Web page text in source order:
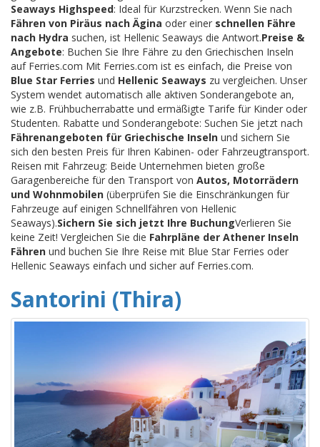
Seaways Highspeed: Ideal für Kurzstrecken. Wenn Sie nach
Fähren von Piräus nach Ägina oder einer schnellen Fähre
nach Hydra suchen, ist Hellenic Seaways die Antwort.Preise &
Angebote: Buchen Sie Ihre Fähre zu den Griechischen Inseln
auf Ferries.com Mit Ferries.com ist es einfach, die Preise von
Blue Star Ferries und Hellenic Seaways zu vergleichen. Unser
System wendet automatisch alle aktiven Sonderangebote an,
wie z.B. Frühbucherrabatte und ermäßigte Tarife für Kinder oder
Studenten. Rabatte und Sonderangebote: Suchen Sie jetzt nach
Fährenangeboten für Griechische Inseln und sichern Sie
sich den besten Preis für Ihren Kabinen- oder Fahrzeugtransport.
Reisen mit Fahrzeug: Beide Unternehmen bieten große
Garagenbereiche für den Transport von Autos, Motorrädern
und Wohnmobilen (überprüfen Sie die Einschränkungen für
Fahrzeuge auf einigen Schnellfähren von Hellenic
Seaways).Sichern Sie sich jetzt Ihre BuchungVerlieren Sie
keine Zeit! Vergleichen Sie die Fahrpläne der Athener Inseln
Fähren und buchen Sie Ihre Reise mit Blue Star Ferries oder
Hellenic Seaways einfach und sicher auf Ferries.com.
Santorini (Thira)